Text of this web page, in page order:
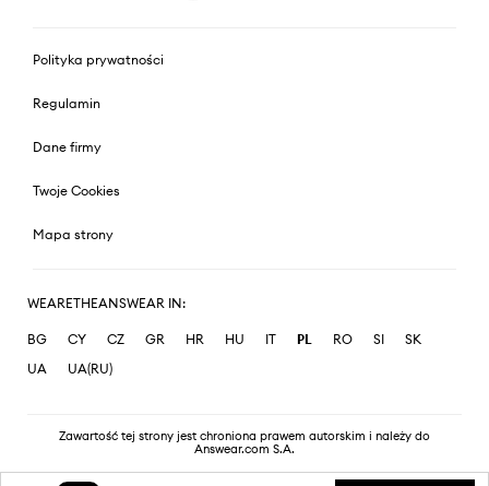
Polityka prywatności
Regulamin
Dane firmy
Twoje Cookies
Mapa strony
WEARETHEANSWEAR IN:
BG CY CZ GR HR HU IT PL RO SI
SK
UA
UA(RU)
Zawartość tej strony jest chroniona prawem autorskim i należy do
Answear.com S.A.